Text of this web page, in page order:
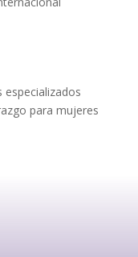
especializados
para mujeres